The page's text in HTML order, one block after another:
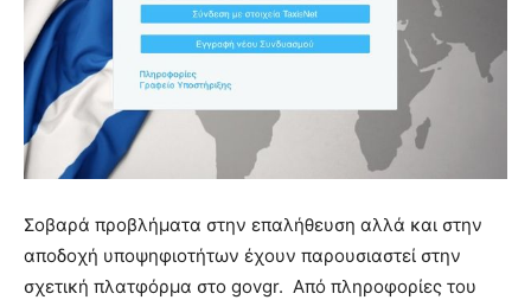
Σοβαρά προβλήματα στην επαλήθευση αλλά και στην
αποδοχή υποψηφιοτήτων έχουν παρουσιαστεί στην
σχετική πλατφόρμα στο govgr. Από πληροφορίες του